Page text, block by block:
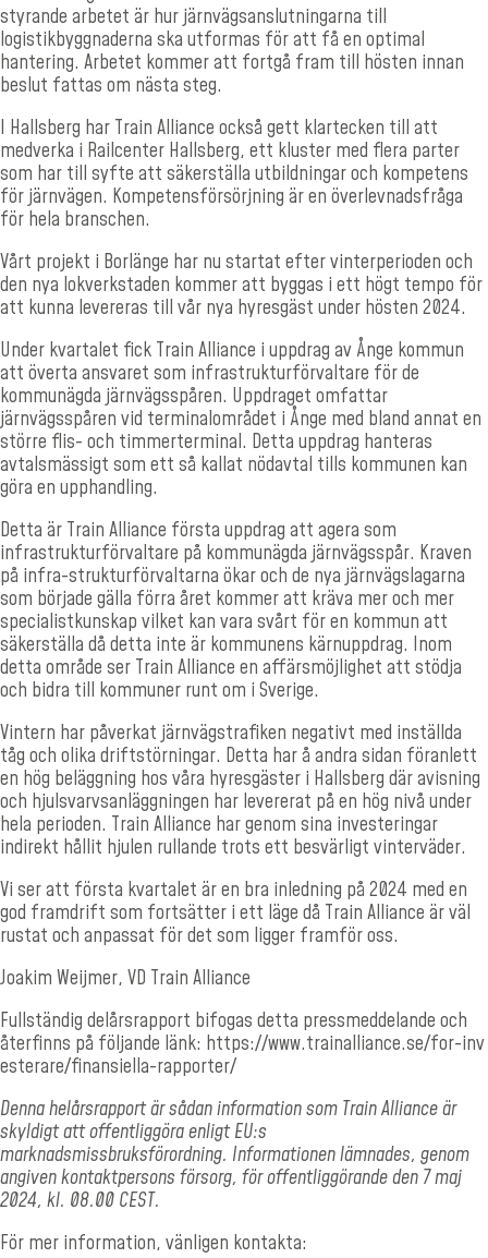
styrande arbetet är hur järnvägsanslutningarna till
logistikbyggnaderna ska utformas för att få en optimal
hantering. Arbetet kommer att fortgå fram till hösten innan
beslut fattas om nästa steg.
I Hallsberg har Train Alliance också gett klartecken till att
medverka i Railcenter Hallsberg, ett kluster med flera parter
som har till syfte att säkerställa utbildningar och kompetens
för järnvägen. Kompetensförsörjning är en överlevnadsfråga
för hela branschen.
Vårt projekt i Borlänge har nu startat efter vinterperioden och
den nya lokverkstaden kommer att byggas i ett högt tempo för
att kunna levereras till vår nya hyresgäst under hösten 2024.
Under kvartalet fick Train Alliance i uppdrag av Ånge kommun
att överta ansvaret som infrastrukturförvaltare för de
kommunägda järnvägsspåren. Uppdraget omfattar
järnvägsspåren vid terminalområdet i Ånge med bland annat en
större flis- och timmerterminal. Detta uppdrag hanteras
avtalsmässigt som ett så kallat nödavtal tills kommunen kan
göra en upphandling.
Detta är Train Alliance första uppdrag att agera som
infrastrukturförvaltare på kommunägda järnvägsspår. Kraven
på infra-strukturförvaltarna ökar och de nya järnvägslagarna
som började gälla förra året kommer att kräva mer och mer
specialistkunskap vilket kan vara svårt för en kommun att
säkerställa då detta inte är kommunens kärnuppdrag. Inom
detta område ser Train Alliance en affärsmöjlighet att stödja
och bidra till kommuner runt om i Sverige.
Vintern har påverkat järnvägstrafiken negativt med inställda
tåg och olika driftstörningar. Detta har å andra sidan föranlett
en hög beläggning hos våra hyresgäster i Hallsberg där avisning
och hjulsvarvsanläggningen har levererat på en hög nivå under
hela perioden. Train Alliance har genom sina investeringar
indirekt hållit hjulen rullande trots ett besvärligt vinterväder.
Vi ser att första kvartalet är en bra inledning på 2024 med en
god framdrift som fortsätter i ett läge då Train Alliance är väl
rustat och anpassat för det som ligger framför oss.
Joakim Weijmer, VD Train Alliance
Fullständig delårsrapport bifogas detta pressmeddelande och
återfinns på följande länk: https://www.trainalliance.se/for-inv
esterare/finansiella-rapporter/
Denna helårsrapport är sådan information som Train Alliance är
skyldigt att offentliggöra enligt EU:s
marknadsmissbruksförordning. Informationen lämnades, genom
angiven kontaktpersons försorg, för offentliggörande den 7 maj
2024, kl. 08.00 CEST.
För mer information, vänligen kontakta: